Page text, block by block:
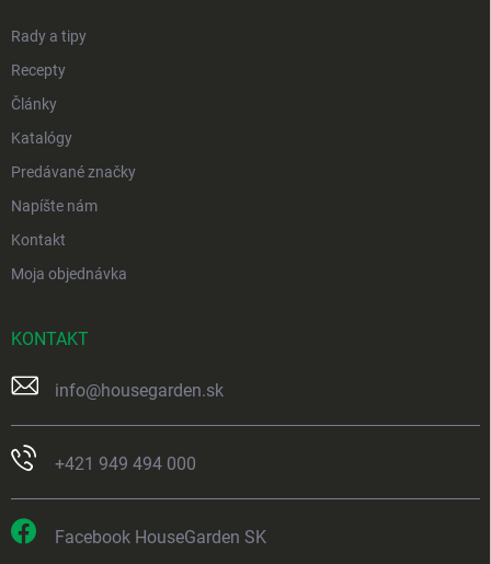
Rady a tipy
Recepty
Články
Katalógy
Predávané značky
Napíšte nám
Kontakt
Moja objednávka
KONTAKT
info@housegarden.sk
+421 949 494 000
Facebook HouseGarden SK